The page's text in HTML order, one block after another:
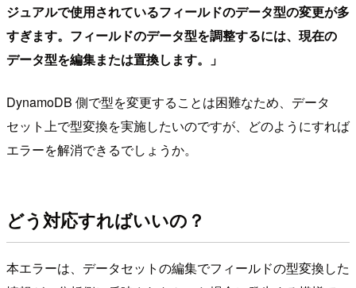
ジュアルで使用されているフィールドのデータ型の変更が多
すぎます。フィールドのデータ型を調整するには、現在の
データ型を編集または置換します。」
DynamoDB 側で型を変更することは困難なため、データ
セット上で型変換を実施したいのですが、どのようにすれば
エラーを解消できるでしょうか。
どう対応すればいいの？
本エラーは、データセットの編集でフィールドの型変換した